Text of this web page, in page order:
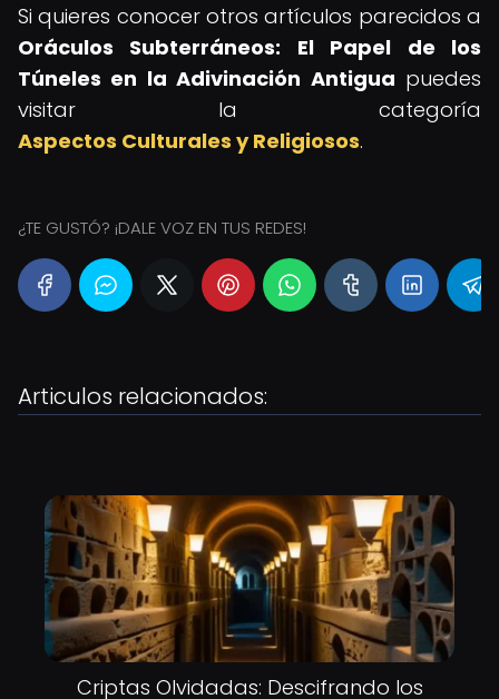
Si quieres conocer otros artículos parecidos a
Oráculos Subterráneos: El Papel de los
Túneles en la Adivinación Antigua puedes
visitar la categoría
Aspectos Culturales y Religiosos.
¿TE GUSTÓ? ¡DALE VOZ EN TUS REDES!
Articulos relacionados:
Criptas Olvidadas: Descifrando los